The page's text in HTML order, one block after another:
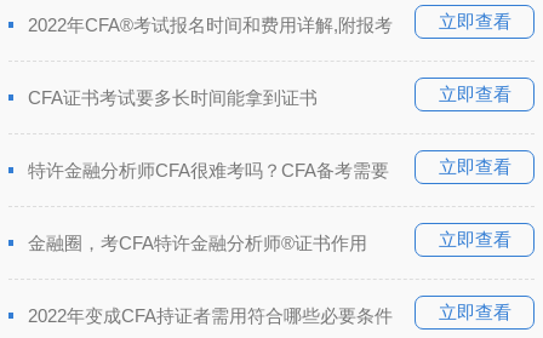
立即查看
2022年CFA®考试报名时间和费用详解,附报考
立即查看
CFA证书考试要多长时间能拿到证书
立即查看
特许金融分析师CFA很难考吗？CFA备考需要
立即查看
金融圈，考CFA特许金融分析师®证书作用
立即查看
2022年变成CFA持证者需用符合哪些必要条件